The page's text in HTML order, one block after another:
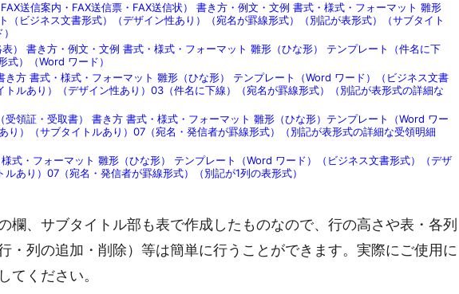
送信案内・FAX送信票・FAX送信状） 書き方・例文・文例 書式・様式・フォーマット 雛形
（ビジネス文書形式）（デザイン性あり）（宛名が罫線形式）（別記が表形式）（サブタイト
） 書き方・例文・文例 書式・様式・フォーマット 雛形（ひな形） テンプレート（件名に下
式）（Word ワード）
き方 書式・様式・フォーマット 雛形（ひな形） テンプレート（Word ワード）（ビジネス文書
ルあり）（デザイン性あり）03（件名に下線）（宛名が罫線形式）（別記が表形式の詳細な
受領証・受取書） 書き方 書式・様式・フォーマット 雛形（ひな形）テンプレート（Word ワー
り）（サブタイトルあり）07（宛名・発信者が罫線形式）（別記が表形式の詳細な受領明細
式・フォーマット 雛形（ひな形） テンプレート（Word ワード）（ビジネス文書形式）（デザ
あり）07（宛名・発信者が罫線形式）（別記が1列の表形式）
欄、サブタイトル部も表で作成したものなので、行の高さや表・各列
・列の追加・削除）等は簡単に行うことができます。実際にご使用に
てください。